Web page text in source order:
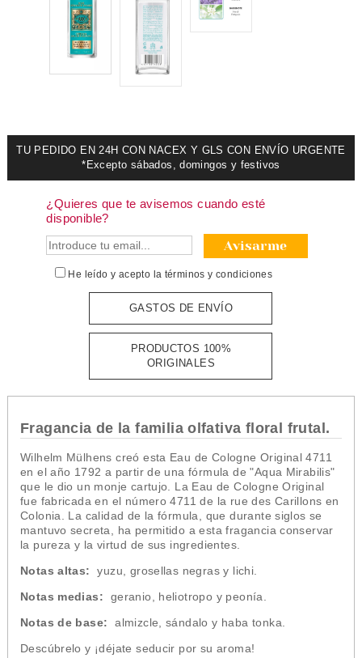
TU PEDIDO EN 24H CON NACEX Y GLS CON ENVÍO URGENTE
*Excepto sábados, domingos y festivos
¿Quieres que te avisemos cuando esté
disponible?
Avisarme
He leído y acepto la términos y condiciones
GASTOS DE ENVÍO
PRODUCTOS 100%
ORIGINALES
Fragancia de la familia olfativa floral frutal.
Wilhelm Mülhens creó esta Eau de Cologne Original 4711
en el año 1792 a partir de una fórmula de "Aqua Mirabilis"
que le dio un monje cartujo. La Eau de Cologne Original
fue fabricada en el número 4711 de la rue des Carillons en
Colonia. La calidad de la fórmula, que durante siglos se
mantuvo secreta, ha permitido a esta fragancia conservar
la pureza y la virtud de sus ingredientes.
Notas altas:
yuzu, grosellas negras y lichi.
Notas medias:
geranio, heliotropo y peonía.
Notas de base: almizcle, sándalo y haba tonka.
Descúbrelo y ¡déjate seducir por su aroma!